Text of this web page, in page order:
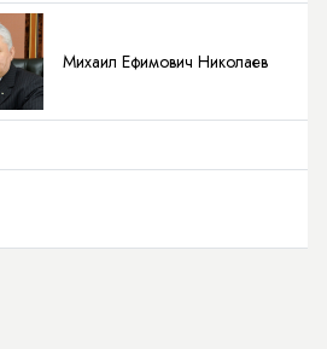
Михаил Ефимович Николаев